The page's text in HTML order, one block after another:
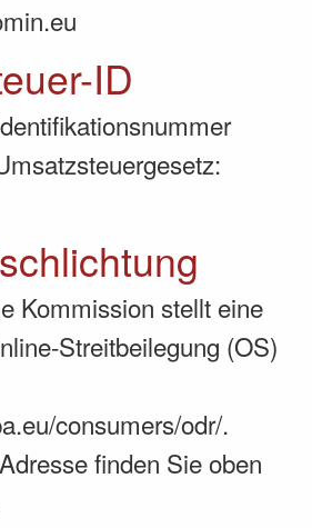
ID
Kommission stellt eine
Streitbeilegung (OS)
consumers/odr/.
finden Sie oben